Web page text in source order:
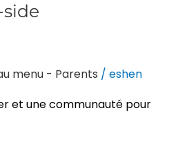
side
menu - Parents / eshen
et une communauté pour